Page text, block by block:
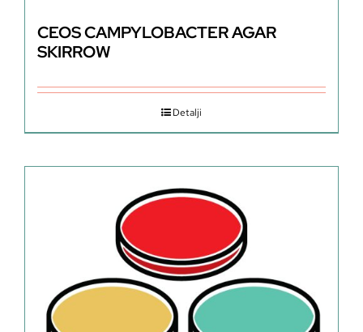
CEOS CAMPYLOBACTER AGAR
SKIRROW
Detalji